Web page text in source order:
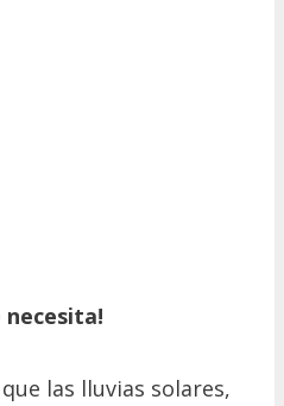
necesita!
las lluvias solares,